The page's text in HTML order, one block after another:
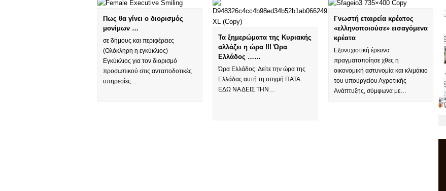
Πως θα γίνει ο διορισμός
μoνίμων …
σε δήμους και περιφέρειες
(Ολόκληρη η εγκύκλιος)
Εγκύκλιος για τον διορισμό
προσωπικού στις ανταποδοτικές
υπηρεσίες…
Τα ξημερώματα της Κυριακής
αλλάζει η ώρα !!! Ώρα
Ελλάδος ……
Ώρα Ελλάδος: Δείτε την ώρα της
Ελλάδας αυτή τη στιγμή ΠΑΤΑ
ΕΔΩ ΝΑ ΔΕΙΣ ΤΗΝ…
Γνωστή εταιρεία κρέατος
«ελληνοποιούσε» εισαγόμενα
κρέατα
Εξονυχιστική έρευνα
πραγματοποίησε χθες η
οικονομική αστυνομία και κλιμάκιο
του υπουργείου Αγροτικής
Ανάπτυξης, σύμφωνα με…